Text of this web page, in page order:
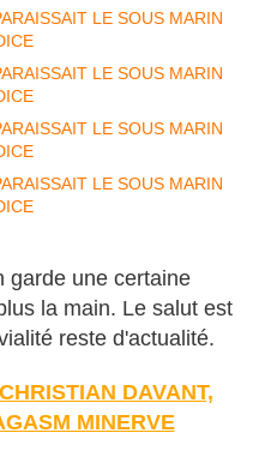
garde une certaine
la main. Le salut est
reste d'actualité.
DAVANT,
MINERVE